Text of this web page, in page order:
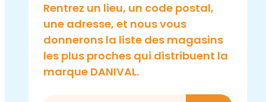
Rentrez un lieu, un code postal,
une adresse, et nous vous
donnerons la liste des magasins
les plus proches qui distribuent la
marque DANIVAL.